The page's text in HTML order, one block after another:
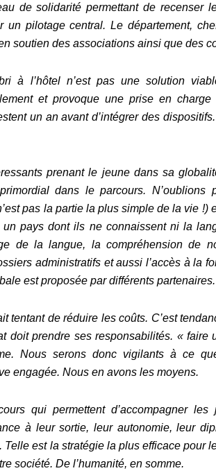
de solidarité permettant de recenser
un pilotage central. Le département,
en soutien des associations ainsi que des
à l’hôtel n’est pas une solution
et provoque une prise en
un an avant d’intégrer des
prenant le jeune dans sa
dans le parcours.
pas la partie la plus simple de la vie !)
un pays dont ils ne connaissent ni la
de la langue, la compréhension de
administratifs et aussi l’accès à la
est proposée par différents
tentant de réduire les coûts. C’est
doit prendre ses responsabilités. « faire
Nous serons donc vigilants à ce
engagée. Nous en avons les moyens.
qui permettent d’accompagner
à leur sortie, leur autonomie, leur
Telle est la stratégie la plus efficace pour
société. De l’humanité, en somme.